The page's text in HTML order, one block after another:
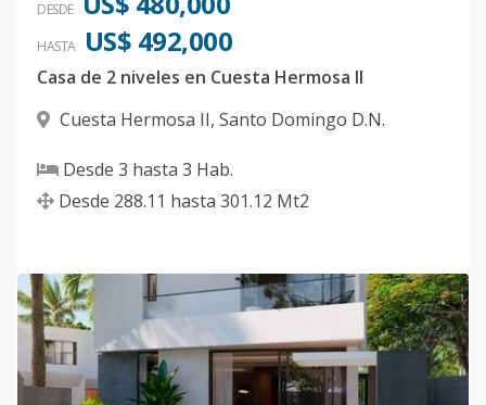
DESDE
HASTA US$ 492,000
Casa de 2 niveles en Cuesta Hermosa II
Cuesta Hermosa II, Santo Domingo D.N.
Desde 3 hasta 3 Hab.
Desde 288.11 hasta 301.12 Mt2